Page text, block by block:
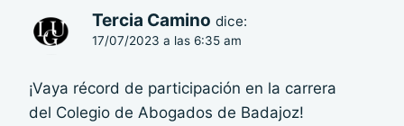
Tercia Camino dice:
17/07/2023 a las 6:35 am
¡Vaya récord de participación en la carrera
del Colegio de Abogados de Badajoz!